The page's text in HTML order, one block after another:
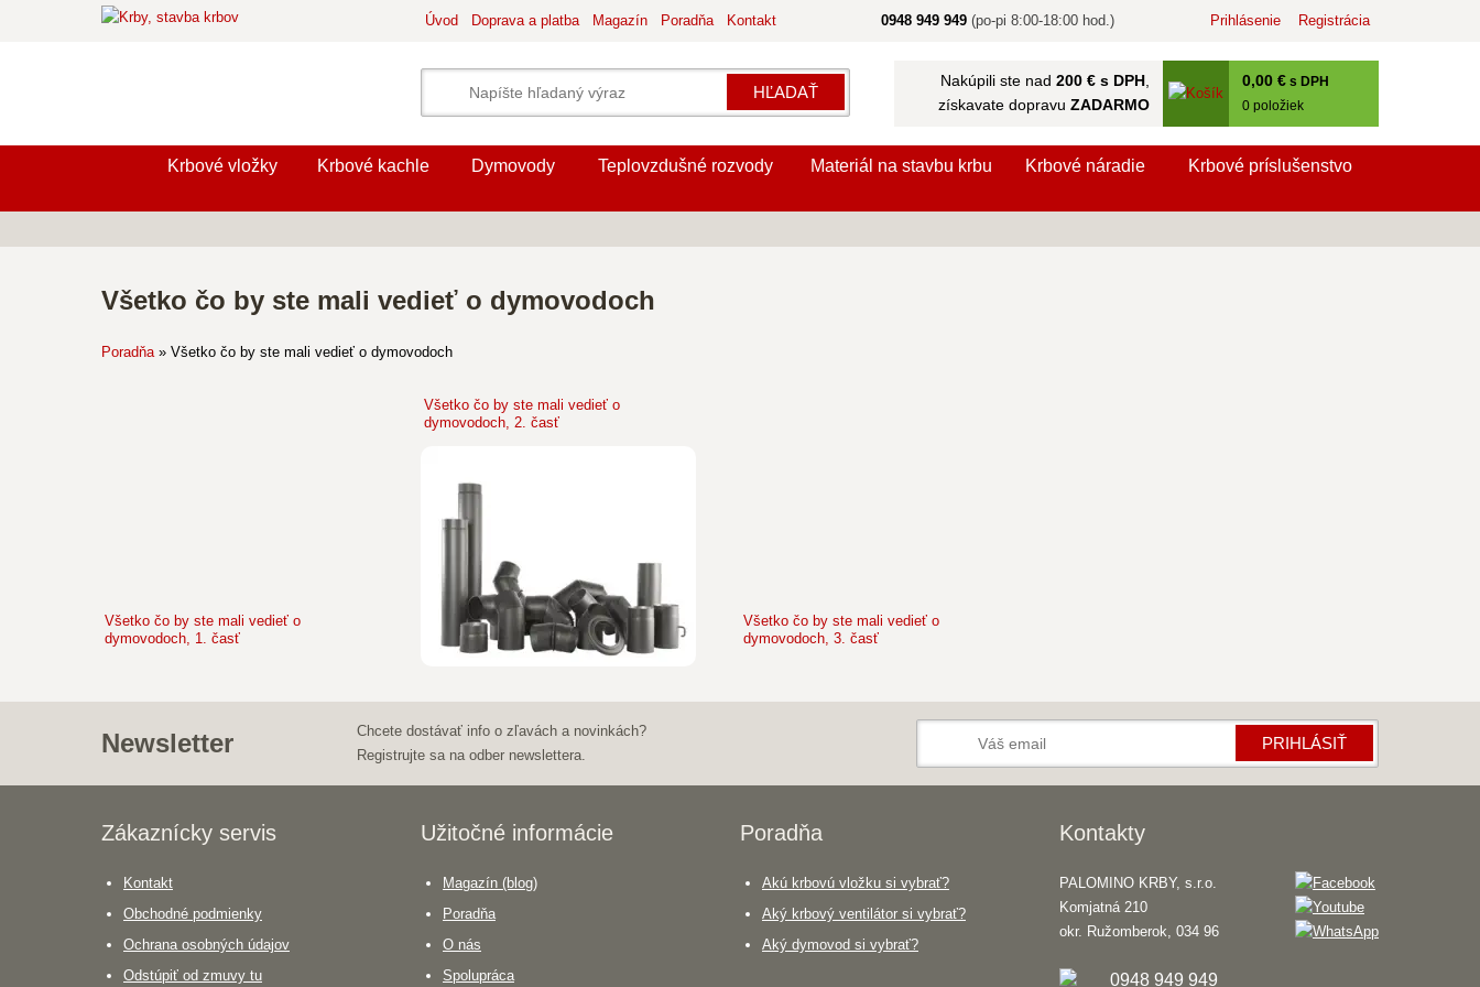
HĽADAŤ
Nakúpili ste nad 200 € s DPH ,
získavate dopravu ZADARMO
0,00 € s DPH
0 položiek
Prihlásenie Registrácia
0948 949 949 (po-pi 8:00-18:00 hod.)
Úvod Doprava a platba Magazín Poradňa Kontakt
Krbové vložky Krbové kachle Dymovody Teplovzdušné rozvody Materiál na stavbu krbu Krbové náradie Krbové príslušenstvo
Všetko čo by ste mali vedieť o dymovodoch
Poradňa» Všetko čo by ste mali vedieť o dymovodoch
Všetko čo by ste mali vedieť o
dymovodoch, 1. časť
Všetko čo by ste mali vedieť o
dymovodoch, 2. časť
Všetko čo by ste mali vedieť o
dymovodoch, 3. časť
Newsletter
Chcete dostávať info o zľavách a novinkách?
Registrujte sa na odber newslettera.
PRIHLÁSIŤ
Zákaznícky servis
Kontakt
Obchodné podmienky
Ochrana osobných údajov
Odstúpiť od zmuvy tu
Užitočné informácie
Magazín (blog)
Poradňa
O nás
Spolupráca
Poradňa
Akú krbovú vložku si vybrať?
Aký krbový ventilátor si vybrať?
Aký dymovod si vybrať?
Kontakty
PALOMINO KRBY, s.r.o.
Komjatná 210
okr. Ružomberok, 034 96
0948 949 949